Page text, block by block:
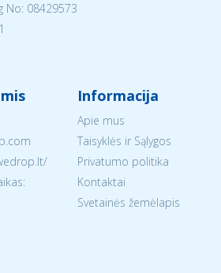
No: 08429573
Informacija
Apie mus
Taisyklės ir Sąlygos
Privatumo politika
Kontaktai
Svetainės žemėlapis